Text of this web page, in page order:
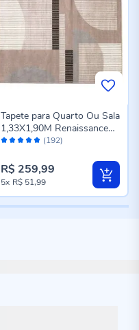
Avaliação: (192)
Tapete para Quarto Ou Sala
1,33X1,90M Renaissance
Havan Casa - Genova
R$ 259,99
5x R$ 51,99